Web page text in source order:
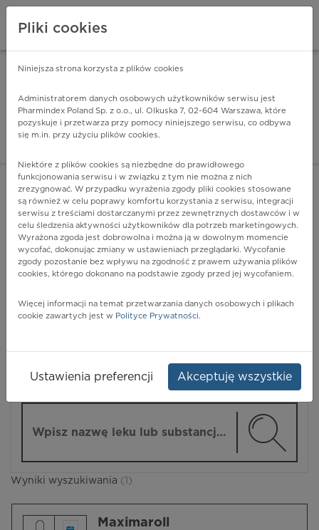
Pharmindex - lider
ZALOGUJ SIĘ
POKAŻ FILTRY
Pharmindex
Wyniki wyszukiwania (1)
Maximaroll
Pliki cookies
Niniejsza strona korzysta z plików cookies
Administratorem danych osobowych użytkowników serwisu jest
Pharmindex Poland Sp. z o.o., ul. Olkuska 7, 02-604 Warszawa, które
pozyskuje i przetwarza przy pomocy niniejszego serwisu, co odbywa
się m.in. przy użyciu plików cookies.
Niektóre z plików cookies są niezbędne do prawidłowego
funkcjonowania serwisu i w związku z tym nie można z nich
zrezygnować. W przypadku wyrażenia zgody pliki cookies stosowane
są również w celu poprawy komfortu korzystania z serwisu, integracji
serwisu z treściami dostarczanymi przez zewnętrznych dostawców i w
celu śledzenia aktywności użytkowników dla potrzeb marketingowych.
Wyrażona zgoda jest dobrowolna i można ją w dowolnym momencie
wycofać, dokonując zmiany w ustawieniach przeglądarki. Wycofanie
zgody pozostanie bez wpływu na zgodność z prawem używania plików
cookies, którego dokonano na podstawie zgody przed jej wycofaniem.
Więcej informacji na temat przetwarzania danych osobowych i plikach
cookie zawartych jest w Polityce Prywatności.
Ustawienia preferencji Akceptuję wszystkie
ZA DARMO - w Google Play INSTALUJ